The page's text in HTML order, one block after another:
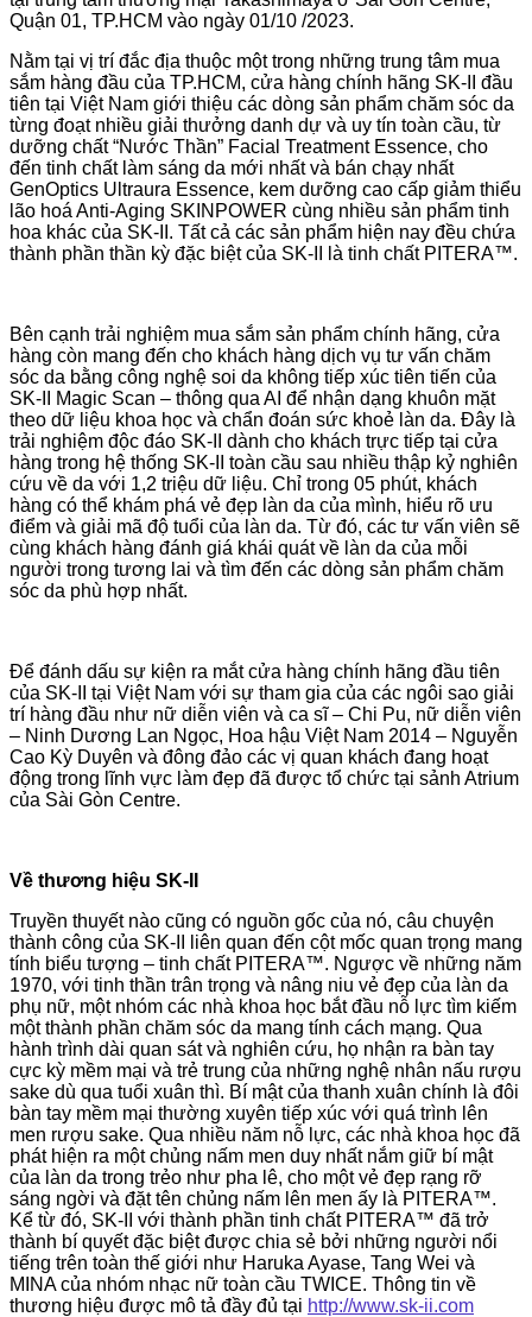
Quận 01, TP.HCM vào ngày 01/10 /2023.
Nằm tại vị trí đắc địa thuộc một trong những trung tâm mua
sắm hàng đầu của TP.HCM, cửa hàng chính hãng SK-II đầu
tiên tại Việt Nam giới thiệu các dòng sản phẩm chăm sóc da
từng đoạt nhiều giải thưởng danh dự và uy tín toàn cầu, từ
dưỡng chất “Nước Thần” Facial Treatment Essence, cho
đến tinh chất làm sáng da mới nhất và bán chạy nhất
GenOptics Ultraura Essence, kem dưỡng cao cấp giảm thiểu
lão hoá Anti-Aging SKINPOWER cùng nhiều sản phẩm tinh
hoa khác của SK-II. Tất cả các sản phẩm hiện nay đều chứa
thành phần thần kỳ đặc biệt của SK-II là tinh chất PITERA™.
Bên cạnh trải nghiệm mua sắm sản phẩm chính hãng, cửa
hàng còn mang đến cho khách hàng dịch vụ tư vấn chăm
sóc da bằng công nghệ soi da không tiếp xúc tiên tiến của
SK-II Magic Scan – thông qua AI để nhận dạng khuôn mặt
theo dữ liệu khoa học và chẩn đoán sức khoẻ làn da. Đây là
trải nghiệm độc đáo SK-II dành cho khách trực tiếp tại cửa
hàng trong hệ thống SK-II toàn cầu sau nhiều thập kỷ nghiên
cứu về da với 1,2 triệu dữ liệu. Chỉ trong 05 phút, khách
hàng có thể khám phá vẻ đẹp làn da của mình, hiểu rõ ưu
điểm và giải mã độ tuổi của làn da. Từ đó, các tư vấn viên sẽ
cùng khách hàng đánh giá khái quát về làn da của mỗi
người trong tương lai và tìm đến các dòng sản phẩm chăm
sóc da phù hợp nhất.
Để đánh dấu sự kiện ra mắt cửa hàng chính hãng đầu tiên
của SK-II tại Việt Nam với sự tham gia của các ngôi sao giải
trí hàng đầu như nữ diễn viên và ca sĩ – Chi Pu, nữ diễn viên
– Ninh Dương Lan Ngọc, Hoa hậu Việt Nam 2014 – Nguyễn
Cao Kỳ Duyên và đông đảo các vị quan khách đang hoạt
động trong lĩnh vực làm đẹp đã được tổ chức tại sảnh Atrium
của Sài Gòn Centre.
Về thương hiệu SK-II
Truyền thuyết nào cũng có nguồn gốc của nó, câu chuyện
thành công của SK-II liên quan đến cột mốc quan trọng mang
tính biểu tượng – tinh chất PITERA™. Ngược về những năm
1970, với tinh thần trân trọng và nâng niu vẻ đẹp của làn da
phụ nữ, một nhóm các nhà khoa học bắt đầu nỗ lực tìm kiếm
một thành phần chăm sóc da mang tính cách mạng. Qua
hành trình dài quan sát và nghiên cứu, họ nhận ra bàn tay
cực kỳ mềm mại và trẻ trung của những nghệ nhân nấu rượu
sake dù qua tuổi xuân thì. Bí mật của thanh xuân chính là đôi
bàn tay mềm mại thường xuyên tiếp xúc với quá trình lên
men rượu sake. Qua nhiều năm nỗ lực, các nhà khoa học đã
phát hiện ra một chủng nấm men duy nhất nắm giữ bí mật
của làn da trong trẻo như pha lê, cho một vẻ đẹp rạng rỡ
sáng ngời và đặt tên chủng nấm lên men ấy là PITERA™.
Kể từ đó, SK-II với thành phần tinh chất PITERA™ đã trở
thành bí quyết đặc biệt được chia sẻ bởi những người nổi
tiếng trên toàn thế giới như Haruka Ayase, Tang Wei và
MINA của nhóm nhạc nữ toàn cầu TWICE. Thông tin về
thương hiệu được mô tả đầy đủ tại http://www.sk-ii.com